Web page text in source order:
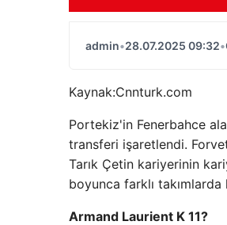
admin•28.07.2025 09:32•
Kaynak:Cnnturk.com
Portekiz'in Fenerbahce
transferi işaretlendi.
Tarık Çetin kariyerinin
boyunca farklı
Armand Laurient K 11?